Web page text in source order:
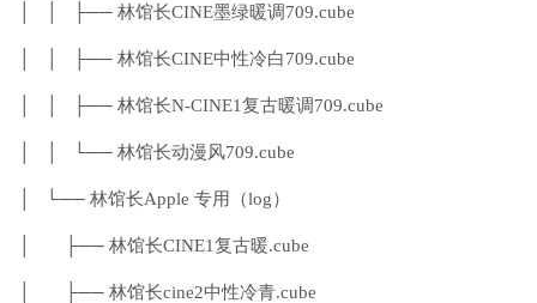
│ │ ├── 林馆长CINE墨绿暖调709.cube
│ │ ├── 林馆长CINE中性冷白709.cube
│ │ ├── 林馆长N-CINE1复古暖调709.cube
│ │ └── 林馆长动漫风709.cube
│ └── 林馆长Apple 专用（log）
│ ├── 林馆长CINE1复古暖.cube
│ ├── 林馆长cine2中性冷青.cube